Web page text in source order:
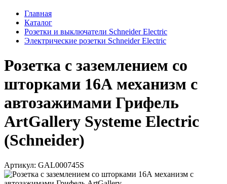
Главная
Каталог
Розетки и выключатели Schneider Electric
Электрические розетки Schneider Electric
Розетка с заземлением со
шторками 16А механизм с
автозажимами Грифель
ArtGallery Systeme Electric
(Schneider)
Артикул: GAL000745S